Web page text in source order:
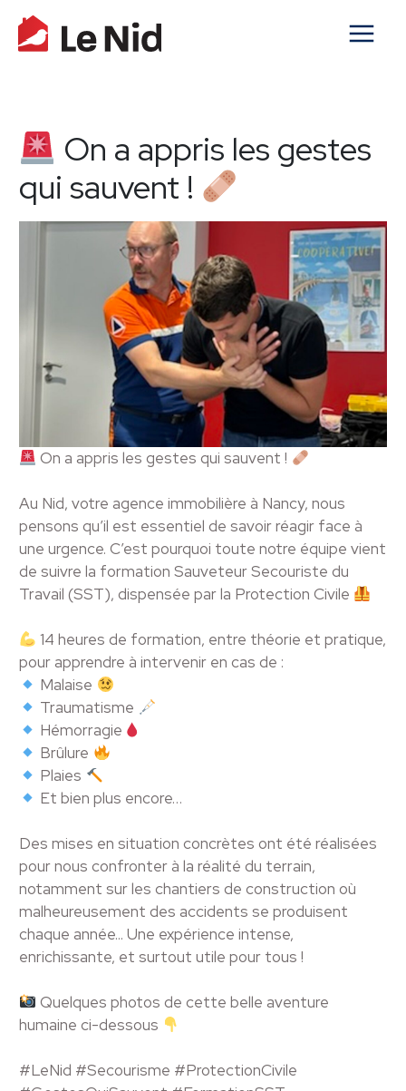
On a appris les gestes
qui sauvent !
On a appris les gestes qui sauvent !
Au Nid, votre agence immobilière à Nancy, nous
pensons qu’il est essentiel de savoir réagir face à
une urgence. C’est pourquoi toute notre équipe vient
de suivre la formation Sauveteur Secouriste du
Travail (SST), dispensée par la Protection Civile
14 heures de formation, entre théorie et pratique,
pour apprendre à intervenir en cas de :
Malaise
Traumatisme
Hémorragie
Brûlure
Plaies
Et bien plus encore…
Des mises en situation concrètes ont été réalisées
pour nous confronter à la réalité du terrain,
notamment sur les chantiers de construction où
malheureusement des accidents se produisent
chaque année... Une expérience intense,
enrichissante, et surtout utile pour tous !
Quelques photos de cette belle aventure
humaine ci-dessous
#LeNid #Secourisme #ProtectionCivile